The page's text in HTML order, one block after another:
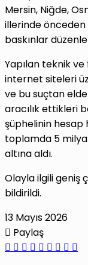
Mersin, Niğde,
illerinde
baskınlar
Yapılan teknik
internet siteleri
ve bu suçtan
aracılık ettikleri
şüphelinin
toplamda 5
altına aldı.
Olayla ilgili geniş
bildirildi.
13 Mayıs 2026
Paylaş
Facebook
X LinkedIn
Tumblr
Pinterest
Reddit
E-